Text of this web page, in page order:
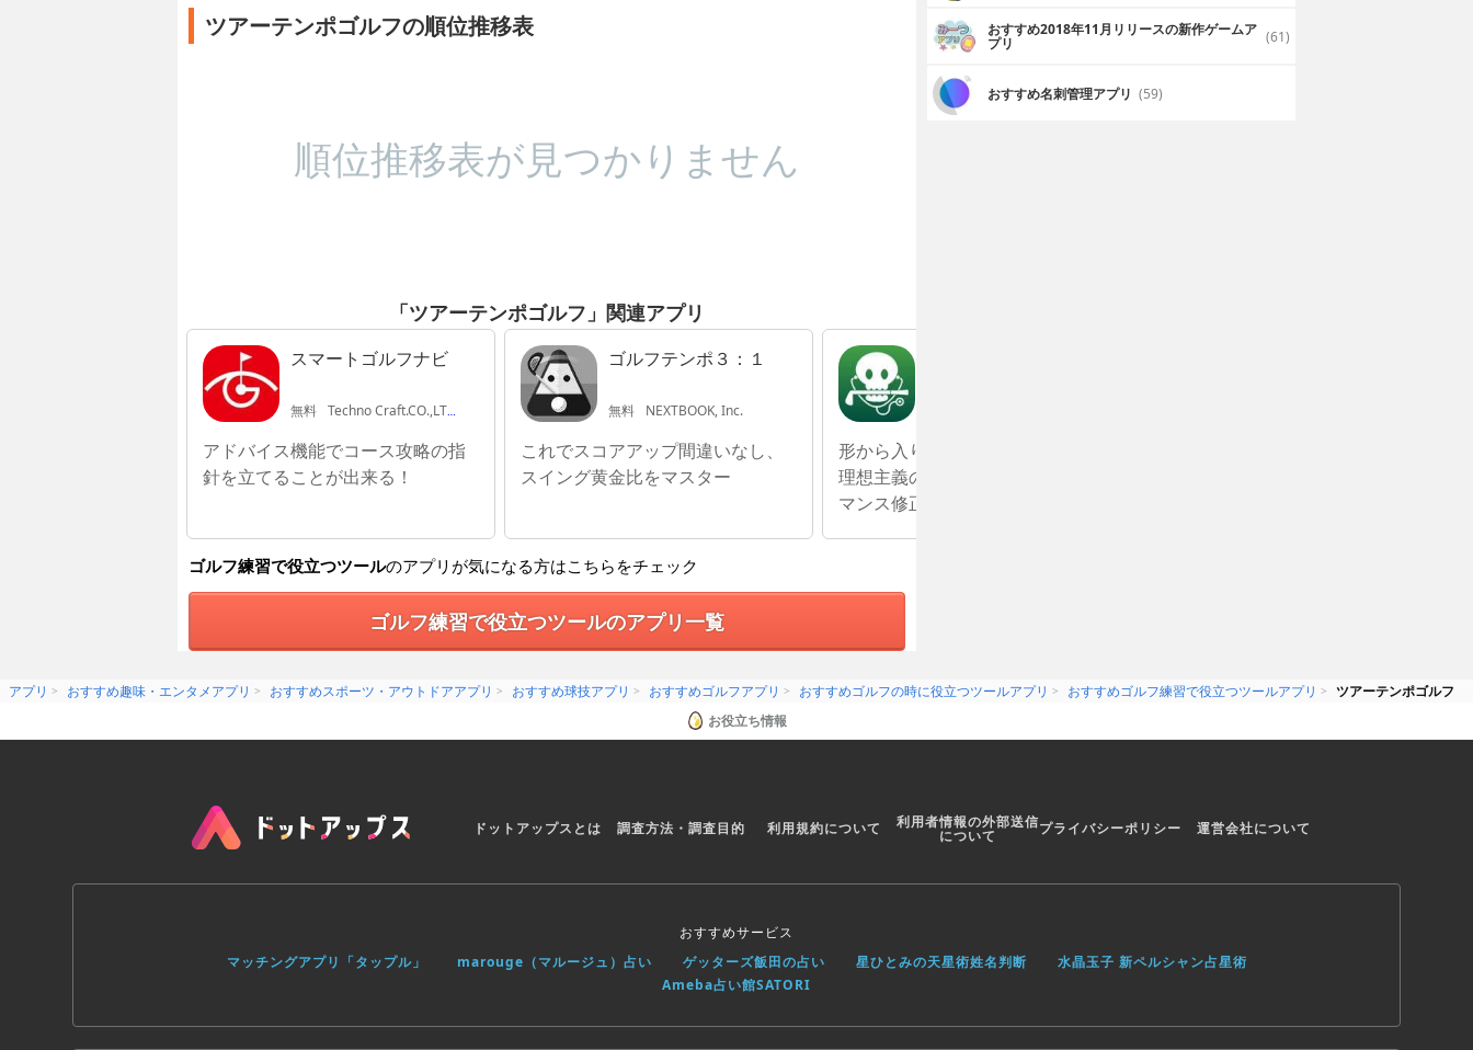
ツアーテンポゴルフの順位推移表
順位推移表が見つかりません
「ツアーテンポゴルフ」関連アプリ
スマートゴルフナビ
無料 Techno Craft.CO.,LTD.
アドバイス機能でコース攻略の指
針を立てることが出来る！
ゴルフテンポ３：１
無料 NEXTBOOK, Inc.
これでスコアアップ間違いなし、
スイング黄金比をマスター
形から入りたいゴルフ初心者や、
理想主義のゴルファーのパフォー
マンス修正に役立ちます。
ゴルフ練習で役立つツールのアプリが気になる方はこちらをチェック
ゴルフ練習で役立つツールのアプリ一覧
おすすめ2018年11月リリースの新作ゲームア
プリ (61)
おすすめ名刺管理アプリ (59)
アプリ おすすめ趣味・エンタメアプリ おすすめスポーツ・アウトドアアプリ おすすめ球技アプリ おすすめゴルフアプリ おすすめゴルフの時に役立つツールアプリ おすすめゴルフ練習で役立つツールアプリ
ツアーテンポゴルフ
お役立ち情報
ドットアップスとは 調査方法・調査目的 利用規約について 利用者情報の外部送信
について プライバシーポリシー 運営会社について
おすすめサービス
マッチングアプリ「タップル」
marouge（マルージュ）占い ゲッターズ飯田の占い 星ひとみの天星術姓名判断
水晶玉子 新ペルシャン占星術
Ameba占い館SATORI